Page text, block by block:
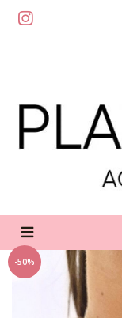
-50%